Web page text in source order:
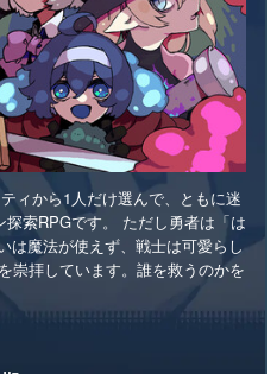
ィから1人だけ選んで、ともに迷
索RPGです。 ただし勇者は「は
は魔法が使えず、戦士は可愛らし
崇拝しています。誰を救うのかを